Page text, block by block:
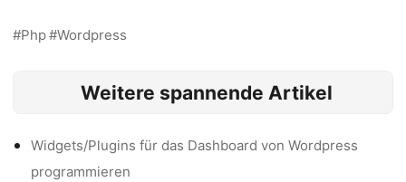
Php Wordpress
Weitere spannende Artikel
Widgets/Plugins für das Dashboard von Wordpress
programmieren